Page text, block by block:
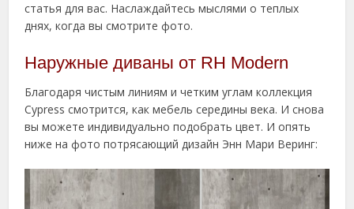
статья для вас. Наслаждайтесь мыслями о теплых
днях, когда вы смотрите фото.
Наружные диваны от RH Modern
Благодаря чистым линиям и четким углам коллекция
Cypress смотрится, как мебель середины века. И снова
вы можете индивидуально подобрать цвет. И опять
ниже на фото потрясающий дизайн Энн Мари Веринг: